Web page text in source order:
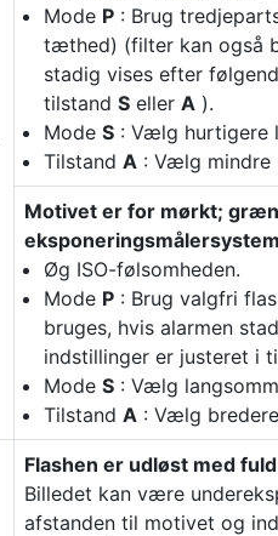
Mode P : Brug
tæthed) (filter kan også
stadig vises efter
tilstand S eller A ).
Mode S : Vælg hurtigere
Tilstand A : Vælg
Motivet er for mørkt;
Øg ISO-følsomheden.
Mode P : Brug valgfri
bruges, hvis alarmen
indstillinger er justeret i
Mode S : Vælg
Tilstand A : Vælg
Flashen er udløst med
Billedet kan være
afstanden til motivet og